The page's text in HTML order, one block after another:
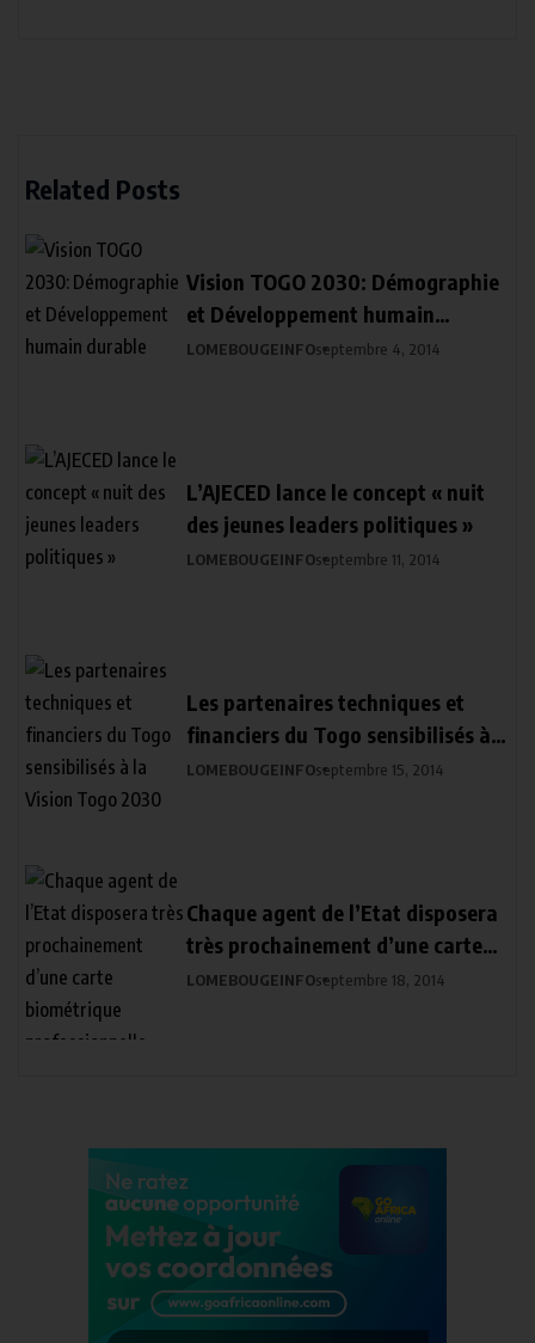
Related Posts
Vision TOGO 2030: Démographie
et Développement humain
durable
LOMEBOUGEINFOseptembre 4, 2014
L’AJECED lance le concept « nuit
des jeunes leaders politiques »
LOMEBOUGEINFOseptembre 11, 2014
Les partenaires techniques et
financiers du Togo sensibilisés à
la Vision Togo 2030
LOMEBOUGEINFOseptembre 15, 2014
Chaque agent de l’Etat disposera
très prochainement d’une carte
biométrique professionnelle.
LOMEBOUGEINFOseptembre 18, 2014